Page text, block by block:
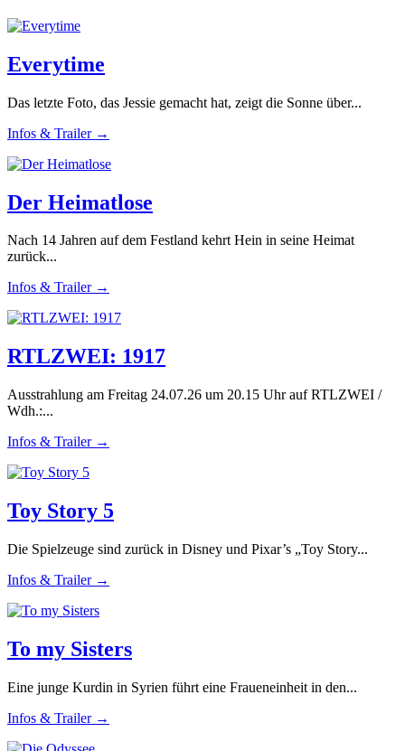
Everytime
Das letzte Foto, das Jessie gemacht hat, zeigt die Sonne über...
Infos & Trailer →
Der Heimatlose
Nach 14 Jahren auf dem Festland kehrt Hein in seine Heimat
zurück...
Infos & Trailer →
RTLZWEI: 1917
Ausstrahlung am Freitag 24.07.26 um 20.15 Uhr auf RTLZWEI /
Wdh.:...
Infos & Trailer →
Toy Story 5
Die Spielzeuge sind zurück in Disney und Pixar’s „Toy Story...
Infos & Trailer →
To my Sisters
Eine junge Kurdin in Syrien führt eine Fraueneinheit in den...
Infos & Trailer →